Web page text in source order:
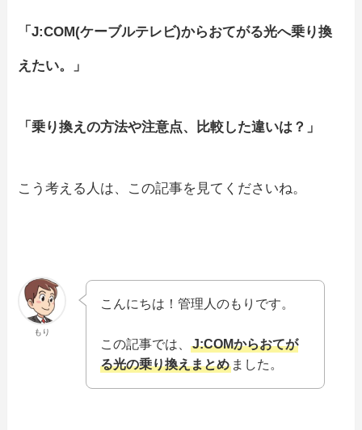
「J:COM(ケーブルテレビ)からおてがる光へ乗り換
えたい。」
「乗り換えの方法や注意点、比較した違いは？」
こう考える人は、この記事を見てくださいね。
もり
こんにちは！管理人のもりです。
この記事では、
J:COMからおてが
る光の乗り換えまとめました。